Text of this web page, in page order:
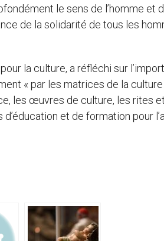
le sens de l’homme et
de la solidarité de tous les
la culture, a réfléchi sur
« par les matrices de la culture
les œuvres de culture, les rites
et de formation pour